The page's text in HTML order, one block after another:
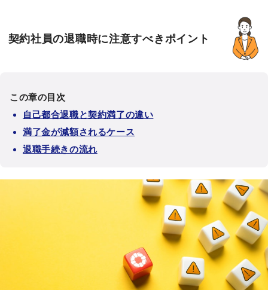
契約社員の退職時に注意すべきポイント
この章の目次
自己都合退職と契約満了の違い
満了金が減額されるケース
退職手続きの流れ